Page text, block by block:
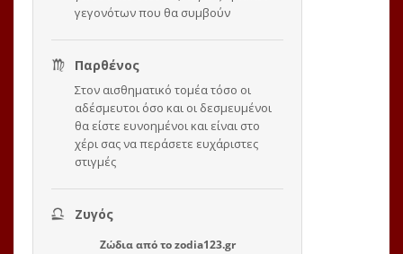
Ζώδιααπό τοzodia123.gr